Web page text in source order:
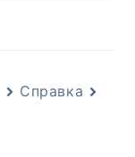
Справка